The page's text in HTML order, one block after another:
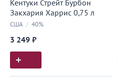
Кентуки Стрейт Бурбон
Закхария Харрис 0,75 л
США / 40%
3 249 ₽